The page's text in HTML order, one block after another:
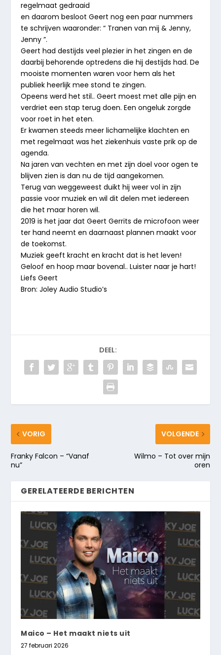
regelmaat gedraaid
en daarom besloot Geert nog een paar nummers
te schrijven waaronder: “ Tranen van mij & Jenny,
Jenny ”.
Geert had destijds veel plezier in het zingen en de
daarbij behorende optredens die hij destijds had. De
mooiste momenten waren voor hem als het
publiek heerlijk mee stond te zingen.
Opeens werd het stil.. Geert moest met alle pijn en
verdriet een stap terug doen. Een ongeluk zorgde
voor roet in het eten.
Er kwamen steeds meer lichamelijke klachten en
met regelmaat was het ziekenhuis vaste prik op de
agenda.
Na jaren van vechten en met zijn doel voor ogen te
blijven zien is dan nu de tijd aangekomen.
Terug van weggeweest duikt hij weer vol in zijn
passie voor muziek en wil dit delen met iedereen
die het maar horen wil.
2019 is het jaar dat Geert Gerrits de microfoon weer
ter hand neemt en daarnaast plannen maakt voor
de toekomst.
Muziek geeft kracht en kracht dat is het leven!
Geloof en hoop maar bovenal.. Luister naar je hart!
Liefs Geert
Bron: Joley Audio Studio’s
DEEL:
VORIG
Franky Falcon – “Vanaf
nu”
VOLGENDE
Wilmo – Tot over mijn
oren
GERELATEERDE BERICHTEN
Maico – Het maakt niets uit
27 februari 2026